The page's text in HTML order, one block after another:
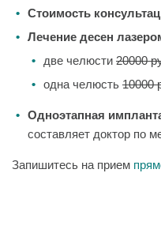
Стоимость
Лечение десен
две челюсти 20000
одна челюсть 10000
Одноэтапная
составляет доктор по
Запишитесь на прием